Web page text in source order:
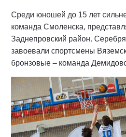
Среди юношей до 15 лет
команда Смоленска,
Заднепровский район.
завоевали спортсмены
бронзовые – команда